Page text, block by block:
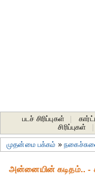
படச் சிரிப்புகள்
சிரிப்புகள்
முதன்மை பக்கம் »
அன்னையின் கடிதம்.. -